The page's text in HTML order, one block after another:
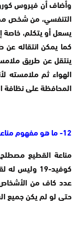
وأضاف أن فيروس
التنفسي، من شخص
يسعل أو يتكلم، خاصة
كما يمكن انتقاله
ينتقل عن طريق
الهواء ثم ملامسته
المحافظة على نظافة
12- ما هو مفهوم مناعة القطيع؟
مناعة القطيع
كوفيد-19
عدد كاف من
حتى لو لم يكن جميع